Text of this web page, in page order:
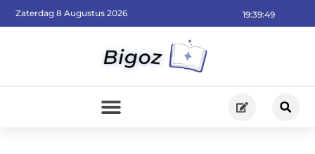
19:39:51
Zaterdag 8 Augustus 2026